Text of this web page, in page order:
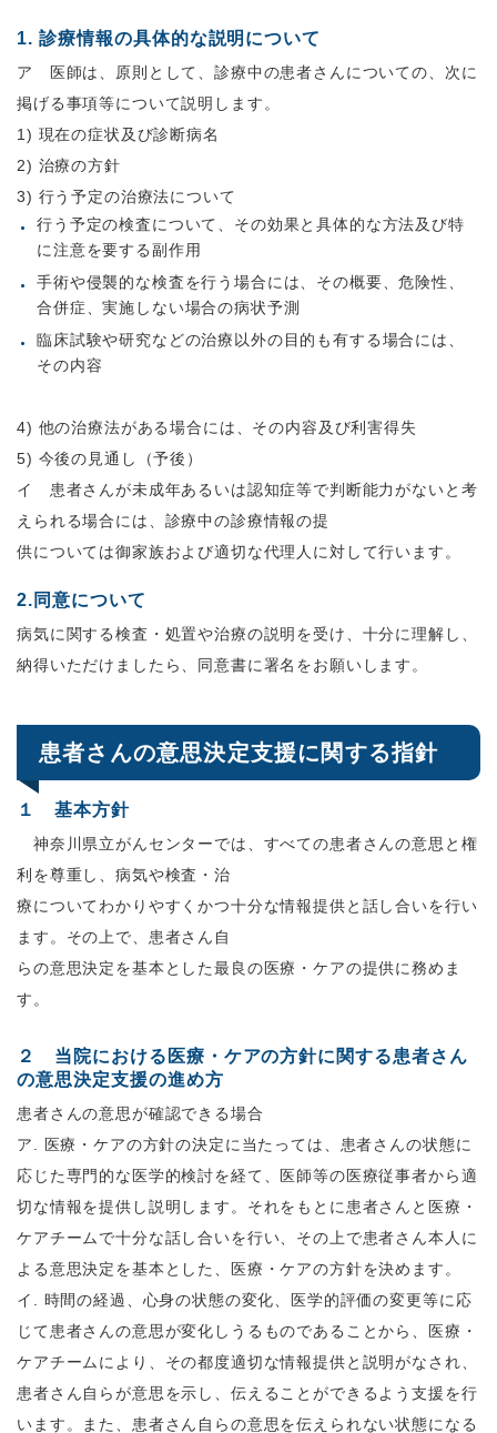
1. 診療情報の具体的な説明について
ア 医師は、原則として、診療中の患者さんについての、次に
掲げる事項等について説明します。
1) 現在の症状及び診断病名
2) 治療の方針
3) 行う予定の治療法について
行う予定の検査について、その効果と具体的な方法及び特
に注意を要する副作用
手術や侵襲的な検査を行う場合には、その概要、危険性、
合併症、実施しない場合の病状予測
臨床試験や研究などの治療以外の目的も有する場合には、
その内容
4) 他の治療法がある場合には、その内容及び利害得失
5) 今後の見通し（予後）
イ 患者さんが未成年あるいは認知症等で判断能力がないと考
えられる場合には、診療中の診療情報の提
供については御家族および適切な代理人に対して行います。
2.同意について
病気に関する検査・処置や治療の説明を受け、十分に理解し、
納得いただけましたら、同意書に署名をお願いします。
患者さんの意思決定支援に関する指針
１ 基本方針
神奈川県立がんセンターでは、すべての患者さんの意思と権
利を尊重し、病気や検査・治
療についてわかりやすくかつ十分な情報提供と話し合いを行い
ます。その上で、患者さん自
らの意思決定を基本とした最良の医療・ケアの提供に務めま
す。
２ 当院における医療・ケアの方針に関する患者さん
の意思決定支援の進め方
患者さんの意思が確認できる場合
ア
医療・ケアの方針の決定に当たっては、患者さんの状態に
応じた専門的な医学的検討を経て、医師等の医療従事者から適
切な情報を提供し説明します。それをもとに患者さんと医療・
ケアチームで十分な話し合いを行い、その上で患者さん本人に
よる意思決定を基本とした、医療・ケアの方針を決めます。
イ
時間の経過、心身の状態の変化、医学的評価の変更等に応
じて患者さんの意思が変化しうるものであることから、医療・
ケアチームにより、その都度適切な情報提供と説明がなされ、
患者さん自らが意思を示し、伝えることができるよう支援を行
います。また、患者さん自らの意思を伝えられない状態になる